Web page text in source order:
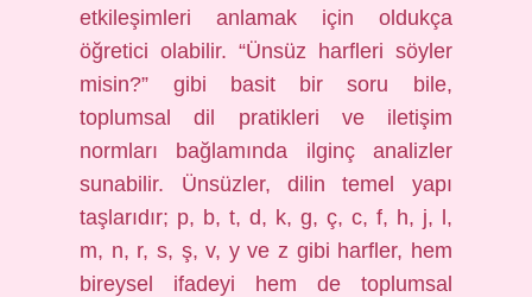
etkileşimleri anlamak için oldukça
öğretici olabilir. “Ünsüz harfleri söyler
misin?” gibi basit bir soru bile,
toplumsal dil pratikleri ve iletişim
normları bağlamında ilginç analizler
sunabilir. Ünsüzler, dilin temel yapı
taşlarıdır; p, b, t, d, k, g, ç, c, f, h, j, l,
m, n, r, s, ş, v, y ve z gibi harfler, hem
bireysel ifadeyi hem de toplumsal